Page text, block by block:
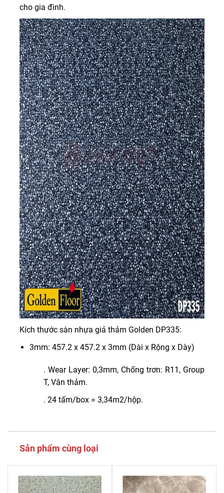
cho gia đình.
Kích thước sàn nhựa giả thảm Golden DP335:
3mm: 457.2 x 457.2 x 3mm (Dài x Rộng x Dày)
. Wear Layer: 0,3mm, Chống trơn: R11, Group
T, Vân thảm.
. 24 tấm/box = 3,34m2/hộp.
Sản phẩm cùng loại